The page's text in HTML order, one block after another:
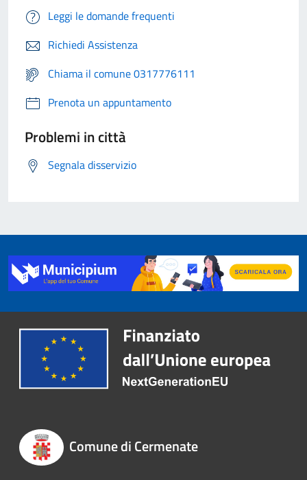
Leggi le domande frequenti
Richiedi Assistenza
Chiama il comune 0317776111
Prenota un appuntamento
Problemi in città
Segnala disservizio
Comune di Cermenate